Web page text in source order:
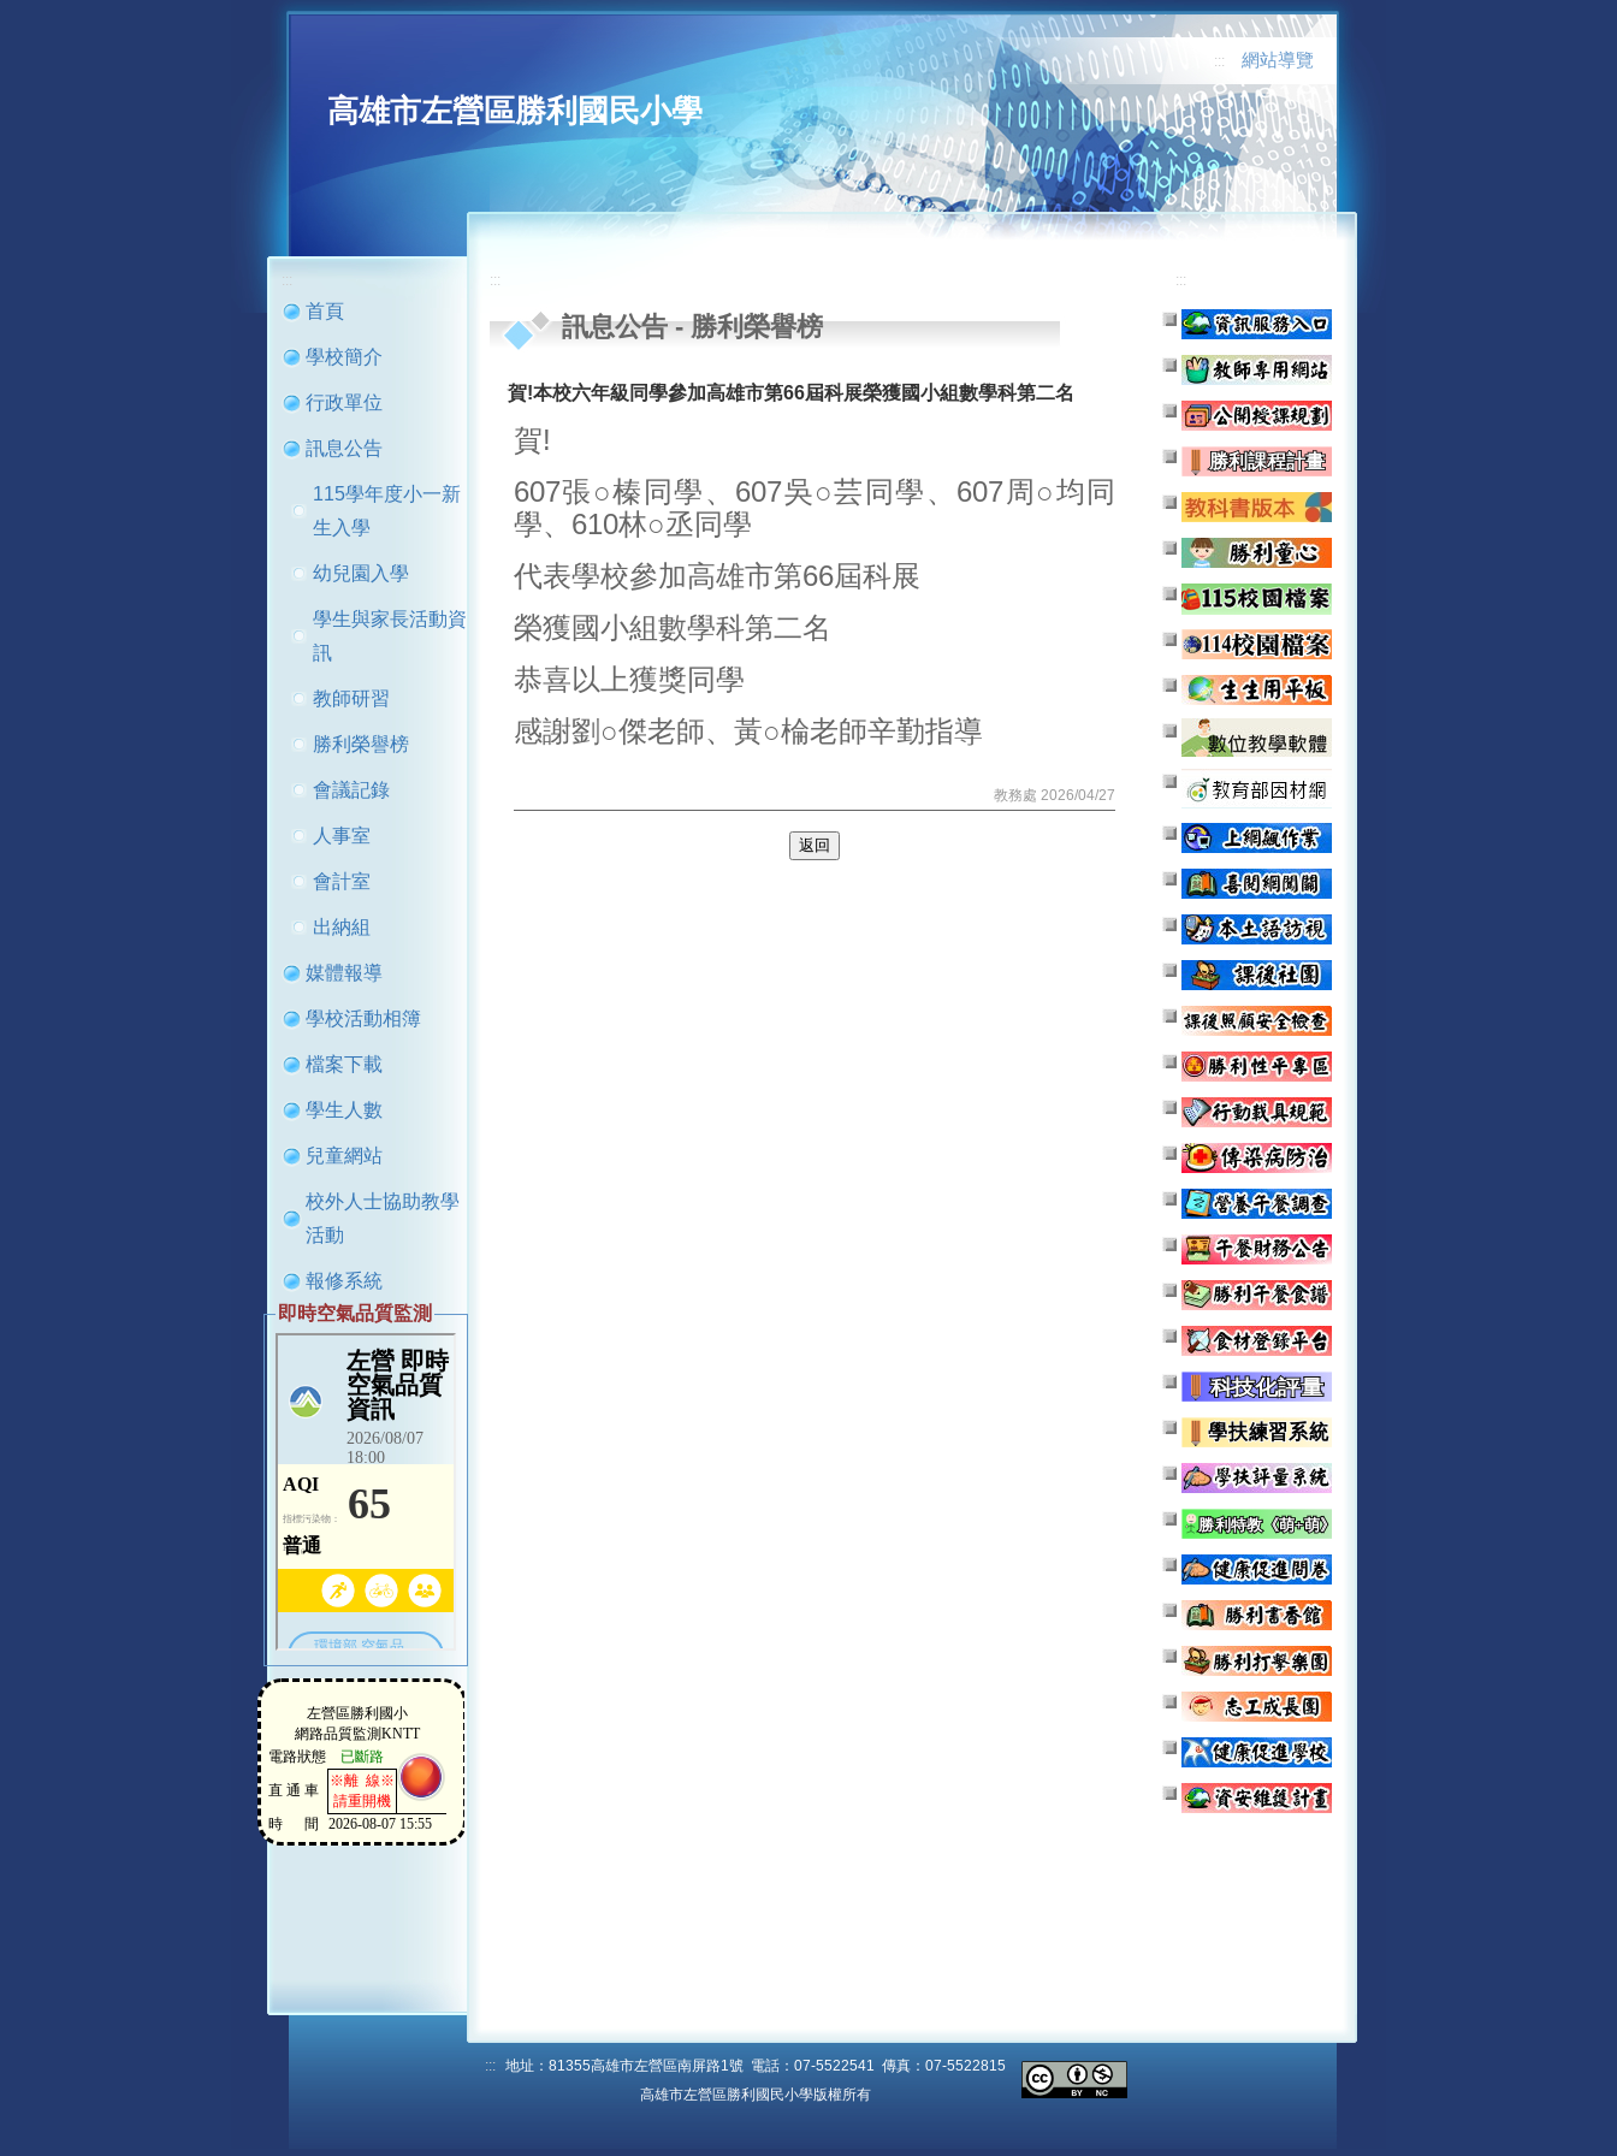
::: 網站導覽
高雄市左營區勝利國民小學
:::
首頁
學校簡介
行政單位
訊息公告
115學年度小一新
生入學
幼兒園入學
學生與家長活動資
訊
教師研習
勝利榮譽榜
會議記錄
人事室
會計室
出納組
媒體報導
學校活動相簿
檔案下載
學生人數
兒童網站
校外人士協助教學
活動
報修系統
即時空氣品質監測
:::
訊息公告-勝利榮譽榜
賀!本校六年級同學參加高雄市第66屆科展榮獲國小組數學科第二名
賀!
607張○榛同學、607吳○芸同學、607周○均同
學、610林○丞同學
代表學校參加高雄市第66屆科展
榮獲國小組數學科第二名
恭喜以上獲獎同學
感謝劉○傑老師、黃○棆老師辛勤指導
教務處 2026/04/27
返回
:::
:::
地址：81355高雄市左營區南屏路1號 電話：07-5522541 傳真：07-5522815
高雄市左營區勝利國民小學版權所有